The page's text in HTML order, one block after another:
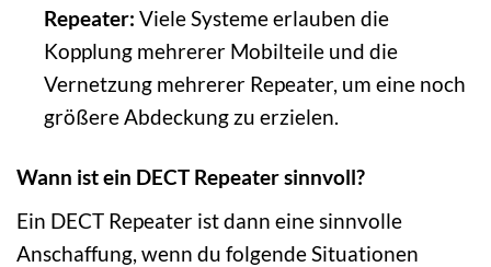
Repeater: Viele Systeme erlauben die
Kopplung mehrerer Mobilteile und die
Vernetzung mehrerer Repeater, um eine noch
größere Abdeckung zu erzielen.
Wann ist ein DECT Repeater sinnvoll?
Ein DECT Repeater ist dann eine sinnvolle
Anschaffung, wenn du folgende Situationen